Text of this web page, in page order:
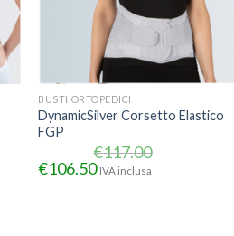
BUSTI ORTOPEDICI
DynamicSilver Corsetto Elastico
FGP
€117.00
€106.50 IVA inclusa